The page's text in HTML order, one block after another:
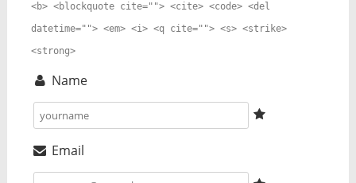
<b> <blockquote cite=""> <cite> <code> <del
datetime=""> <em> <i> <q cite=""> <s> <strike>
<strong>
Name
Email